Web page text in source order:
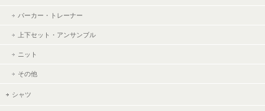
パーカー・トレーナー
上下セット・アンサンブル
ニット
その他
シャツ